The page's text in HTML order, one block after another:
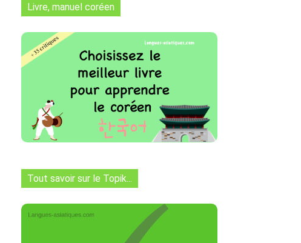
Livre, manuel coréen
Tout savoir sur le Topik...